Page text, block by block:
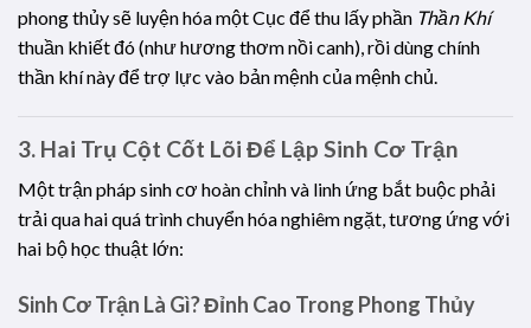
phong thủy sẽ luyện hóa một Cục để thu lấy phần Thần Khí
thuần khiết đó (như hương thơm nồi canh), rồi dùng chính
thần khí này để trợ lực vào bản mệnh của mệnh chủ.
3. Hai Trụ Cột Cốt Lõi Để Lập Sinh Cơ Trận
Một trận pháp sinh cơ hoàn chỉnh và linh ứng bắt buộc phải
trải qua hai quá trình chuyển hóa nghiêm ngặt, tương ứng với
hai bộ học thuật lớn:
Sinh Cơ Trận Là Gì? Đỉnh Cao Trong Phong Thủy